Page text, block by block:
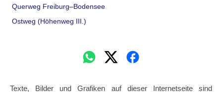
Querweg Freiburg–Bodensee
Ostweg (Höhenweg III.)
Texte, Bilder und Grafiken auf dieser Internetseite sind